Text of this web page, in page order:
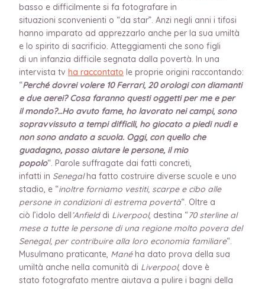
basso e difficilmente si fa fotografare in
situazioni sconvenienti o “da star”. Anzi negli anni i tifosi
hanno imparato ad apprezzarlo anche per la sua umiltà
e lo spirito di sacrificio. Atteggiamenti che sono figli
di un infanzia difficile segnata dalla povertà. In una
intervista tv ha raccontato le proprie origini raccontando:
“Perché dovrei volere 10 Ferrari, 20 orologi con diamanti
e due aerei? Cosa faranno questi oggetti per me e per
il mondo?…Ho avuto fame, ho lavorato nei campi, sono
sopravvissuto a tempi difficili, ho giocato a piedi nudi e
non sono andato a scuola. Oggi, con quello che
guadagno, posso aiutare le persone, il mio
popolo“. Parole suffragate dai fatti concreti,
infatti in Senegalha fatto costruire diverse scuole e uno
stadio, e “inoltre forniamo vestiti, scarpe e cibo alle
persone in condizioni di estrema povertà“. Oltre a
ciò l’idolo dell’Anfielddi Liverpool, destina “70 sterline al
mese a tutte le persone di una regione molto povera del
Senegal, per contribuire alla loro economia familiare“.
Musulmano praticante, Manéha dato prova della sua
umiltà anche nella comunità di Liverpool, dove è
stato fotografato mentre aiutava a pulire i bagni della